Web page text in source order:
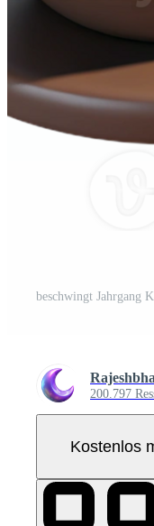
200.797
Kostenlos